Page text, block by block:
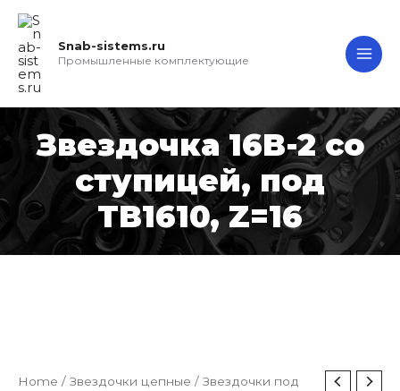
Перейти
содержимому
Snab-sistems.ru
Промышленные комплектующие
Звездочка 16B-2 со
ступицей, под
TB1610, Z=16
Home / Звездочки цепные / Звездочки под
Звездочка